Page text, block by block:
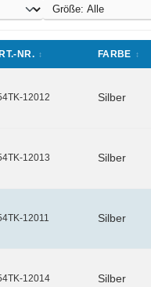
NR. FARBE
12012 Silber
12013 Silber
12011 Silber
12014 Silber